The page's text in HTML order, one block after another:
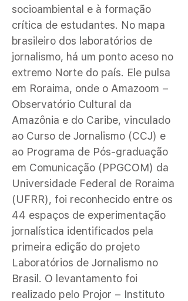
socioambiental e à formação
crítica de estudantes. No mapa
brasileiro dos laboratórios de
jornalismo, há um ponto aceso no
extremo Norte do país. Ele pulsa
em Roraima, onde o Amazoom –
Observatório Cultural da
Amazônia e do Caribe, vinculado
ao Curso de Jornalismo (CCJ) e
ao Programa de Pós-graduação
em Comunicação (PPGCOM) da
Universidade Federal de Roraima
(UFRR), foi reconhecido entre os
44 espaços de experimentação
jornalística identificados pela
primeira edição do projeto
Laboratórios de Jornalismo no
Brasil. O levantamento foi
realizado pelo Projor – Instituto